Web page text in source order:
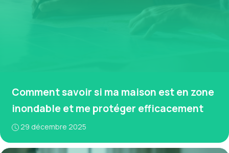
Comment savoir si ma maison est en zone
inondable et me protéger efficacement
29 décembre 2025